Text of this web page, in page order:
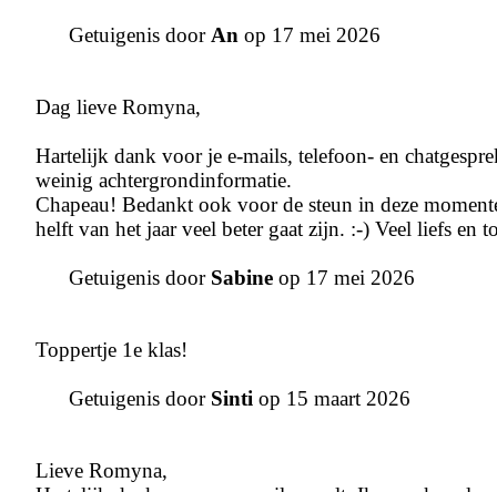
Getuigenis doorAn op 17 mei 2026
Dag lieve Romyna,
Hartelijk dank voor je e-mails, telefoon- en
weinig achtergrondinformatie.
Chapeau! Bedankt ook voor de steun in deze
helft van het jaar veel beter gaat zijn. :-) Veel liefs en
Getuigenis door Sabine op 17 mei 2026
Toppertje 1e klas!
Getuigenis door Sinti op 15 maart 2026
Lieve Romyna,